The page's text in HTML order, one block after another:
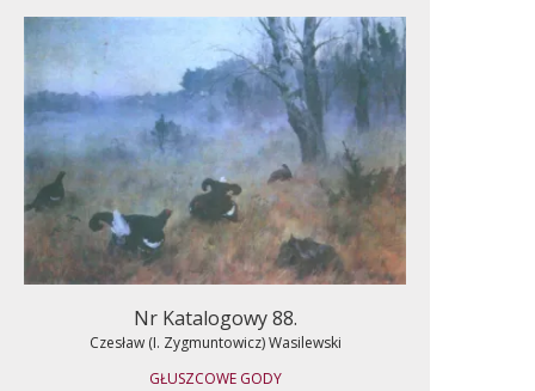
Nr Katalogowy 88.
Czesław (I. Zygmuntowicz) Wasilewski
GŁUSZCOWE GODY